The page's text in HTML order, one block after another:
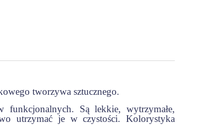
tworzywa sztucznego.
funkcjonalnych. Są lekkie, wytrzymałe,
utrzymać je w czystości. Kolorystyka